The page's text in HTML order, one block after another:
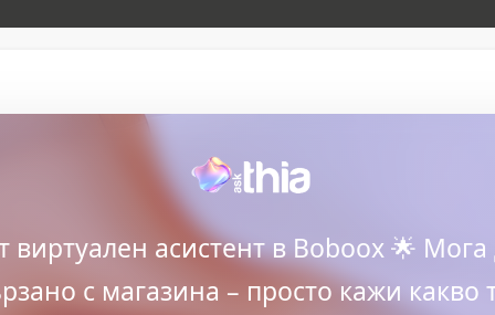
виртуален асистент в Boboox 🌟
с магазина – просто кажи какво